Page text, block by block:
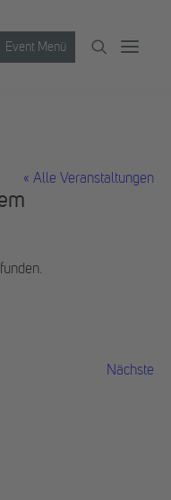
Event Menü
« Alle Veranstaltungen
Nächste